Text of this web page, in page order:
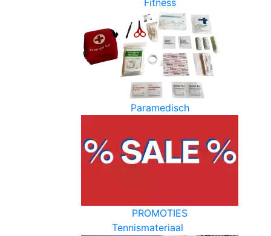
Fitness
Paramedisch
PROMOTIES
Tennismateriaal